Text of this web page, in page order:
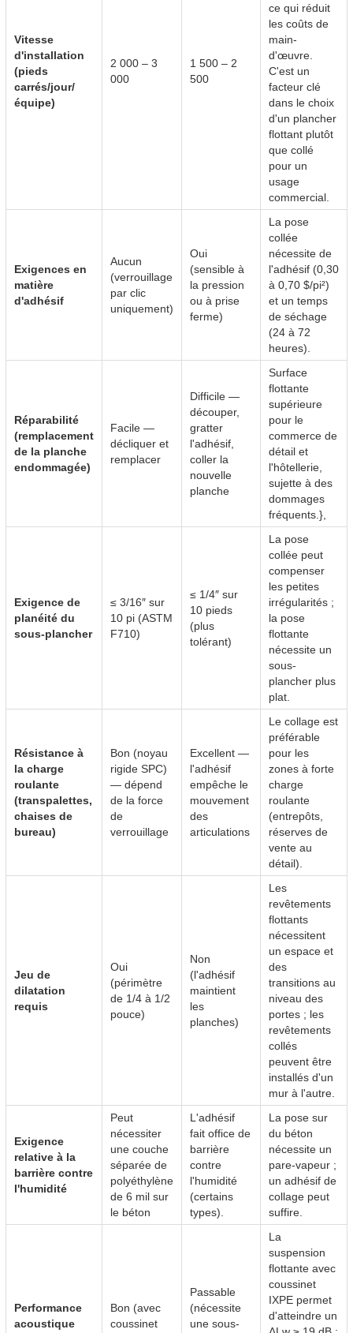
Vitesse
d'installation
(pieds
carrés/jour/
équipe)
2 000 – 3
000
1 500 – 2
500
ce qui réduit
les coûts de
main-
d'œuvre.
C'est un
facteur clé
dans le choix
d'un plancher
flottant plutôt
que collé
pour un
usage
commercial.
Exigences en
matière
d'adhésif
Aucun
(verrouillage
par clic
uniquement)
Oui
(sensible à
la pression
ou à prise
ferme)
La pose
collée
nécessite de
l'adhésif (0,30
à 0,70 $/pi²)
et un temps
de séchage
(24 à 72
heures).
Réparabilité
(remplacement
de la planche
endommagée)
Facile —
décliquer et
remplacer
Difficile —
découper,
gratter
l'adhésif,
coller la
nouvelle
planche
Surface
flottante
supérieure
pour le
commerce de
détail et
l'hôtellerie,
sujette à des
dommages
fréquents.},
Exigence de
planéité du
sous-plancher
≤ 3/16″ sur
10 pi (ASTM
F710)
≤ 1/4″ sur
10 pieds
(plus
tolérant)
La pose
collée peut
compenser
les petites
irrégularités ;
la pose
flottante
nécessite un
sous-
plancher plus
plat.
Résistance à
la charge
roulante
(transpalettes,
chaises de
bureau)
Bon (noyau
rigide SPC)
— dépend
de la force
de
verrouillage
Excellent —
l'adhésif
empêche le
mouvement
des
articulations
Le collage est
préférable
pour les
zones à forte
charge
roulante
(entrepôts,
réserves de
vente au
détail).
Jeu de
dilatation
requis
Oui
(périmètre
de 1/4 à 1/2
pouce)
Non
(l'adhésif
maintient
les
planches)
Les
revêtements
flottants
nécessitent
un espace et
des
transitions au
niveau des
portes ; les
revêtements
collés
peuvent être
installés d'un
mur à l'autre.
Exigence
relative à la
barrière contre
l'humidité
Peut
nécessiter
une couche
séparée de
polyéthylène
de 6 mil sur
le béton
L'adhésif
fait office de
barrière
contre
l'humidité
(certains
types).
La pose sur
du béton
nécessite un
pare-vapeur ;
un adhésif de
collage peut
suffire.
Performance
acoustique
Bon (avec
coussinet
Passable
(nécessite
une sous-
La
suspension
flottante avec
coussinet
IXPE permet
d'atteindre un